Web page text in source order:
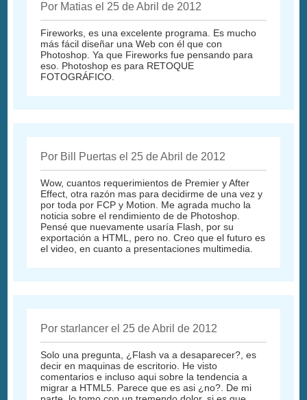
Por Matias el 25 de Abril de 2012
Fireworks, es una excelente programa. Es mucho
más fácil diseñar una Web con él que con
Photoshop. Ya que Fireworks fue pensando para
eso. Photoshop es para RETOQUE
FOTOGRÁFICO.
Por Bill Puertas el 25 de Abril de 2012
Wow, cuantos requerimientos de Premier y After
Effect, otra razón mas para decidirme de una vez y
por toda por FCP y Motion. Me agrada mucho la
noticia sobre el rendimiento de de Photoshop.
Pensé que nuevamente usaría Flash, por su
exportación a HTML, pero no. Creo que el futuro es
el video, en cuanto a presentaciones multimedia.
Por starlancer el 25 de Abril de 2012
Solo una pregunta, ¿Flash va a desaparecer?, es
decir en maquinas de escritorio. He visto
comentarios e incluso aqui sobre la tendencia a
migrar a HTML5. Parece que es asi ¿no?. De mi